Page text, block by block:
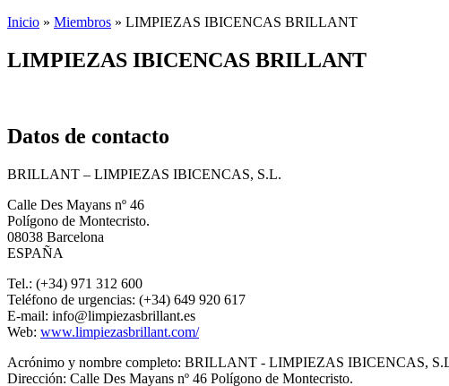
Inicio » Miembros » LIMPIEZAS IBICENCAS BRILLANT
LIMPIEZAS IBICENCAS BRILLANT
Datos de contacto
BRILLANT – LIMPIEZAS IBICENCAS, S.L.
Calle Des Mayans nº 46
Polígono de Montecristo.
08038 Barcelona
ESPAÑA
Tel.: (+34) 971 312 600
Teléfono de urgencias: (+34) 649 920 617
E-mail: info@limpiezasbrillant.es
Web: www.limpiezasbrillant.com/
Acrónimo y nombre completo: BRILLANT - LIMPIEZAS IBICENCAS,
Dirección: Calle Des Mayans nº 46 Polígono de Montecristo.